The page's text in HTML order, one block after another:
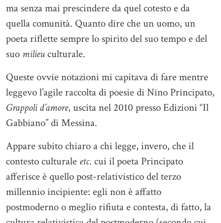
ma senza mai prescindere da quel cotesto e da
quella comunità. Quanto dire che un uomo, un
poeta riflette sempre lo spirito del suo tempo e del
suo milieuculturale.
Queste ovvie notazioni mi capitava di fare mentre
leggevo l’agile raccolta di poesie di Nino Principato,
Grappoli d’amore, uscita nel 2010 presso Edizioni “Il
Gabbiano” di Messina.
Appare subito chiaro a chi legge, invero, che il
contesto culturale etc. cui il poeta Principato
afferisce è quello post-relativistico del terzo
millennio incipiente: egli non è affatto
postmoderno o meglio rifiuta e contesta, di fatto, la